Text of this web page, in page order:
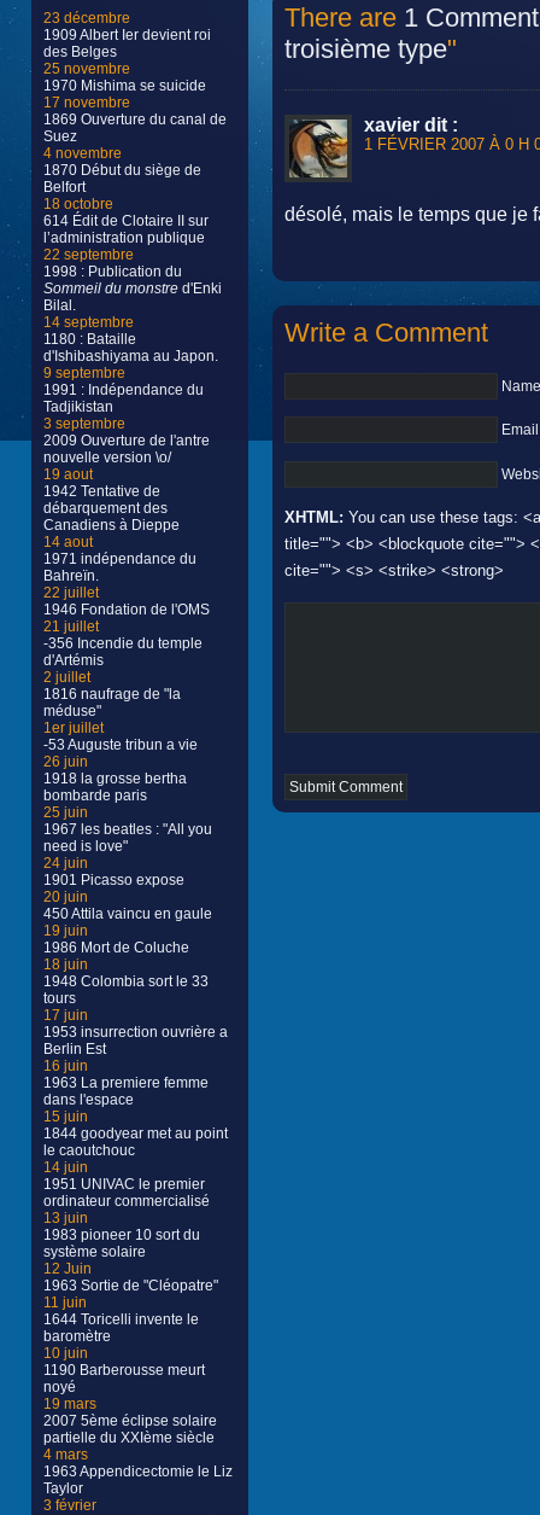
23 décembre
1909 Albert Ier devient roi
des Belges
25 novembre
1970 Mishima se suicide
17 novembre
1869 Ouverture du canal de
Suez
4 novembre
1870 Début du siège de
Belfort
18 octobre
614 Édit de Clotaire II sur
l’administration publique
22 septembre
1998 : Publication du
Sommeil du monstre d'Enki
Bilal.
14 septembre
1180 : Bataille
d'Ishibashiyama au Japon.
9 septembre
1991 : Indépendance du
Tadjikistan
3 septembre
2009 Ouverture de l'antre
nouvelle version \o/
19 aout
1942 Tentative de
débarquement des
Canadiens à Dieppe
14 aout
1971 indépendance du
Bahreïn.
22 juillet
1946 Fondation de l'OMS
21 juillet
-356 Incendie du temple
d'Artémis
2 juillet
1816 naufrage de "la
méduse"
1er juillet
-53 Auguste tribun a vie
26 juin
1918 la grosse bertha
bombarde paris
25 juin
1967 les beatles : "All you
need is love"
24 juin
1901 Picasso expose
20 juin
450 Attila vaincu en gaule
19 juin
1986 Mort de Coluche
18 juin
1948 Colombia sort le 33
tours
17 juin
1953 insurrection ouvrière a
Berlin Est
16 juin
1963 La premiere femme
dans l'espace
15 juin
1844 goodyear met au point
le caoutchouc
14 juin
1951 UNIVAC le premier
ordinateur commercialisé
13 juin
1983 pioneer 10 sort du
système solaire
12 Juin
1963 Sortie de "Cléopatre"
11 juin
1644 Toricelli invente le
baromètre
10 juin
1190 Barberousse meurt
noyé
19 mars
2007 5ème éclipse solaire
partielle du XXIème siècle
4 mars
1963 Appendicectomie le Liz
Taylor
3 février
There are 1
troisième type"
xavier dit :
1 FÉVRIER 2007 À 0 H
désolé, mais le temps que je
Write a Comment
XHTML: You can use these tags:
title=""> <b> <blockquote cite="">
cite=""> <s> <strike> <strong>